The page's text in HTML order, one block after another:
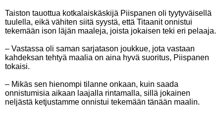
Taiston tauottua kotkalaiskäskijä Piispanen oli tyytyväisellä
tuulella, eikä vähiten siitä syystä, että Titaanit onnistui
tekemään ison läjän maaleja, joista jokaisen teki eri pelaaja.
– Vastassa oli saman sarjatason joukkue, jota vastaan
kahdeksan tehtyä maalia on aina hyvä suoritus, Piispanen
tokaisi.
– Mikäs sen hienompi tilanne onkaan, kuin saada
onnistumisia aikaan laajalla rintamalla, sillä jokainen
neljästä ketjustamme onnistui tekemään tänään maalin.